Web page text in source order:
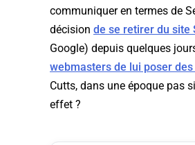
communiquer en termes de
décision de se retirer du site
Google) depuis quelques
webmasters de lui poser
Cutts, dans une époque pas
effet ?